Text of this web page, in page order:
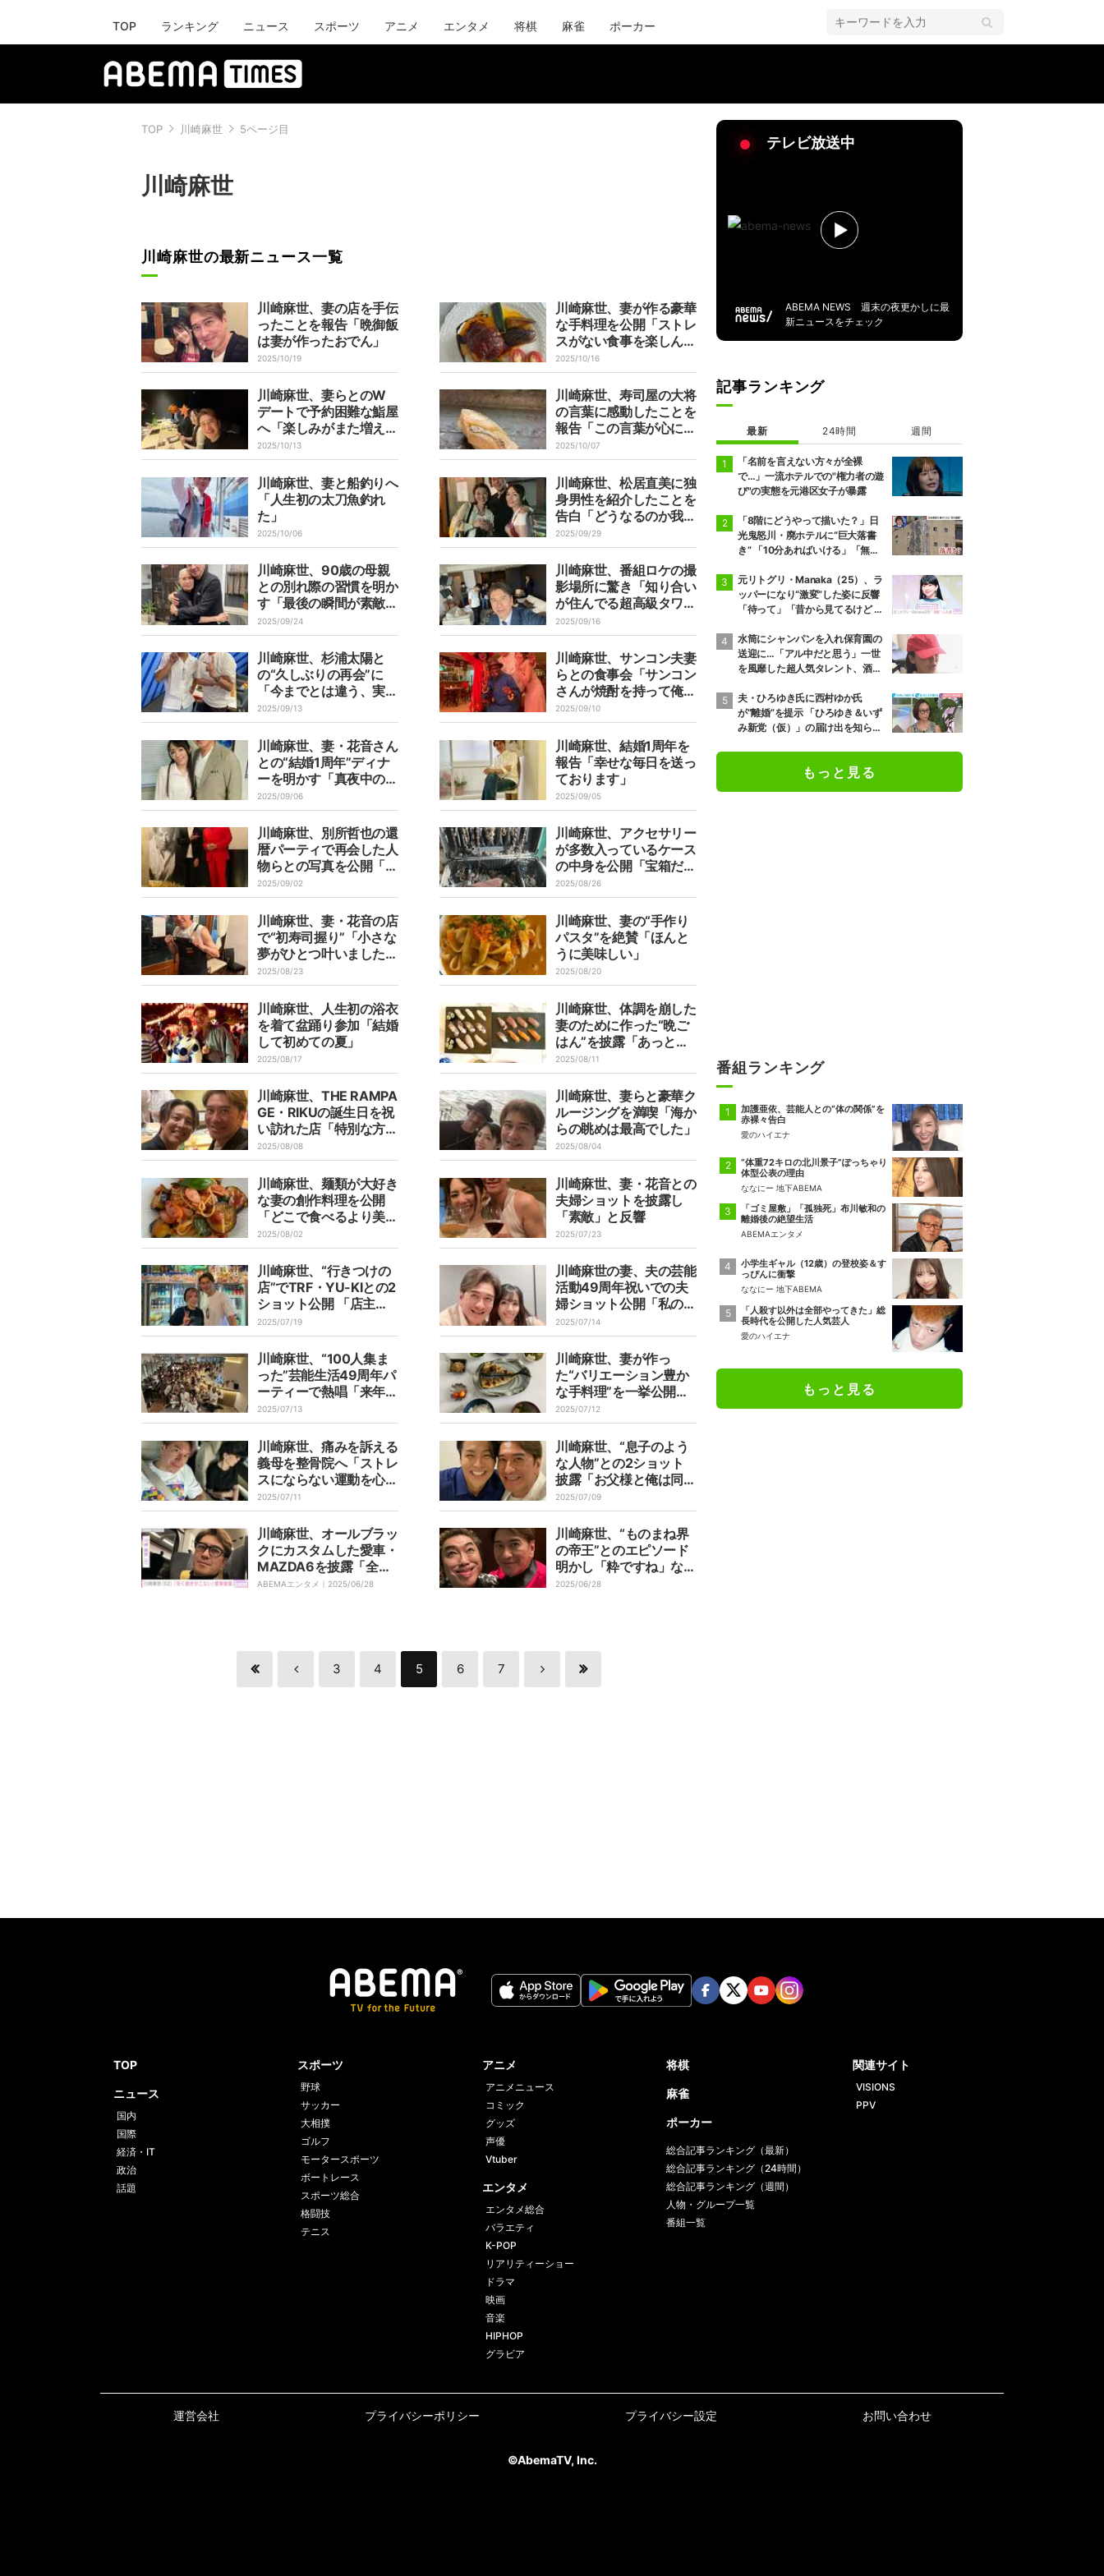
TOP ランキング ニュース スポーツ アニメ エンタメ 将棋 麻雀 ポーカー
TOP 川崎麻世 5ページ目
川崎麻世
川崎麻世の最新ニュース一覧
川崎麻世、妻の店を手伝
ったことを報告「晩御飯
は妻が作ったおでん」
2025/10/19
川崎麻世、妻が作る豪華
な手料理を公開「ストレ
スがない食事を楽しんで
ます」
2025/10/16
川崎麻世、妻らとのW
デートで予約困難な鮨屋
へ「楽しみがまた増えま
した」
2025/10/13
川崎麻世、寿司屋の大将
の言葉に感動したことを
報告「この言葉が心にし
みたよ」
2025/10/07
川崎麻世、妻と船釣りへ
「人生初の太刀魚釣れ
た」
2025/10/06
川崎麻世、松居直美に独
身男性を紹介したことを
告白「どうなるのか我々
は楽しみ」
2025/09/29
川崎麻世、90歳の母親
との別れ際の習慣を明か
す「最後の瞬間が素敵な
思い出になる様に」
2025/09/24
川崎麻世、番組ロケの撮
影場所に驚き「知り合い
が住んでる超高級タワマ
ンじゃない？」
2025/09/16
川崎麻世、杉浦太陽と
の“久しぶりの再会”に
「今までとは違う、実に
いい感じの大人の男の色
気を感じた」と絶賛
2025/09/13
川崎麻世、サンコン夫妻
らとの食事会「サンコン
さんが焼酎を持って俺の
隣に座って」
2025/09/10
川崎麻世、妻・花音さん
との“結婚1周年”ディナ
ーを明かす「真夜中の焼
肉は多少罪悪感があるの
だろうか？」
2025/09/06
川崎麻世、結婚1周年を
報告「幸せな毎日を送っ
ております」
2025/09/05
川崎麻世、別所哲也の還
暦パーティで再会した人
物らとの写真を公開「懐
かしい仲間達に出逢えて
嬉しかった」
2025/09/02
川崎麻世、アクセサリー
が多数入っているケース
の中身を公開「宝箱だ
ね」
2025/08/26
川崎麻世、妻・花音の店
で“初寿司握り”「小さな
夢がひとつ叶いました」
友人から大絶賛
2025/08/23
川崎麻世、妻の“手作り
パスタ”を絶賛「ほんと
うに美味しい」
2025/08/20
川崎麻世、人生初の浴衣
を着て盆踊り参加「結婚
して初めての夏」
2025/08/17
川崎麻世、体調を崩した
妻のために作った“晩ご
はん”を披露「あっとい
う間に完成」
2025/08/11
川崎麻世、THE RAMPA
GE・RIKUの誕生日を祝
い訪れた店「特別な方を
お連れする時に行って
る」
2025/08/08
川崎麻世、妻らと豪華ク
ルージングを満喫「海か
らの眺めは最高でした」
2025/08/04
川崎麻世、麺類が大好き
な妻の創作料理を公開
「どこで食べるより美味
しい」
2025/08/02
川崎麻世、妻・花音との
夫婦ショットを披露し
「素敵」と反響
2025/07/23
川崎麻世、“行きつけの
店”でTRF・YU-KIとの2
ショット公開 「店主夫
妻はYU-KIがきっかけで
結婚してました」
2025/07/19
川崎麻世の妻、夫の芸能
活動49周年祝いでの夫
婦ショット公開「私の推
し活は今や夫ですね」
2025/07/14
川崎麻世、“100人集ま
った”芸能生活49周年パ
ーティーで熱唱「来年は
50年か～」
2025/07/13
川崎麻世、妻が作っ
た“バリエーション豊か
な手料理”を一挙公開
「人間ドックの結果は妻
のおかげ」
2025/07/12
川崎麻世、痛みを訴える
義母を整骨院へ「ストレ
スにならない運動を心掛
けて下さいね」
2025/07/11
川崎麻世、“息子のよう
な人物”との2ショット
披露「お父様と俺は同い
年」
2025/07/09
川崎麻世、オールブラッ
クにカスタムした愛車・
MAZDA6を披露「全く
飽きがこない」
ABEMAエンタメ｜ 2025/06/28
川崎麻世、“ものまね界
の帝王”とのエピソード
明かし「粋ですね」など
の声
2025/06/28
3 4 5 6 7
テレビ放送中
ABEMA NEWS 週末の夜更かしに最
新ニュースをチェック
記事ランキング
最新 24時間 週間
「名前を言えない方々が全裸
で…」一流ホテルでの"権力者の遊
び"の実態を元港区女子が暴露
「8階にどうやって描いた？」日
光鬼怒川・廃ホテルに“巨大落書
き” 「10分あればいける」「無許
ィストらが見解
元リトグリ・Manaka（25）、ラ
ッパーになり“激変”した姿に反響
「待って」「昔から見てるけど 最
水筒にシャンパンを入れ保育園の
送迎に…「アル中だと思う」一世
を風靡した超人気タレント、酒漬
夫・ひろゆき氏に西村ゆか氏
が“離婚”を提示 「ひろゆき＆いず
み新党（仮）」の届け出を知らさ
もっと見る
番組ランキング
加護亜依、芸能人との“体の関係”を
赤裸々告白
愛のハイエナ
“体重72キロの北川景子”ぽっちゃり
体型公表の理由
ななにー 地下ABEMA
「ゴミ屋敷」「孤独死」布川敏和の
離婚後の絶望生活
ABEMAエンタメ
小学生ギャル（12歳）の登校姿＆す
っぴんに衝撃
ななにー 地下ABEMA
「人殺す以外は全部やってきた」総
長時代を公開した人気芸人
愛のハイエナ
もっと見る
TOP
ニュース
国内
国際
経済・IT
政治
話題
スポーツ
野球
サッカー
大相撲
ゴルフ
モータースポーツ
ボートレース
スポーツ総合
格闘技
テニス
アニメ
アニメニュース
コミック
グッズ
声優
Vtuber
エンタメ
エンタメ総合
バラエティ
K-POP
リアリティーショー
ドラマ
映画
音楽
HIPHOP
グラビア
将棋
麻雀
ポーカー
総合記事ランキング（最新）
総合記事ランキング（24時間）
総合記事ランキング（週間）
人物・グループ一覧
番組一覧
関連サイト
VISIONS
PPV
運営会社 プライバシーポリシー プライバシー設定 お問い合わせ
©AbemaTV, Inc.